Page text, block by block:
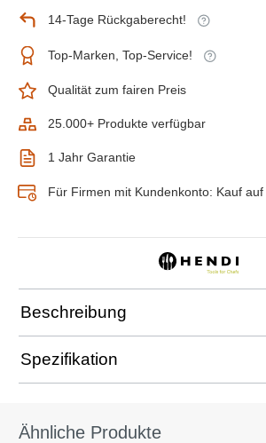
14-Tage Rückgaberecht!
Top-Marken, Top-Service!
Qualität zum fairen Preis
25.000+ Produkte verfügbar
1 Jahr Garantie
Für Firmen mit Kundenkonto: Kauf
Beschreibung
Spezifikation
Ähnliche Produkte